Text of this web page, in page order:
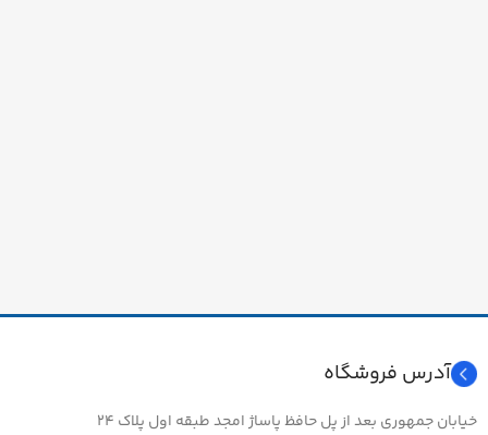
آدرس فروشگاه
خیابان جمهوری بعد از پل حافظ پاساژ امجد طبقه اول پلاک ۲۴